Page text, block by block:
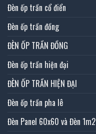
Đèn ốp trần cổ điển
Đèn ốp trần đồng
ĐÈN ỐP TRẦN ĐỒNG
Đèn ốp trần hiện đại
ĐÈN ỐP TRẦN HIỆN ĐẠI
Đèn ốp trần pha lê
Đèn Panel 60x60 và Đèn 1m2